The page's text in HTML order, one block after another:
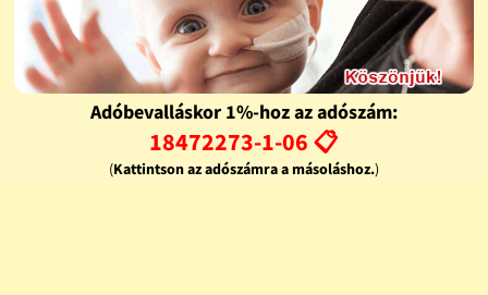
Adóbevalláskor 1%-hoz az adószám:
18472273-1-06 📋
(Kattintson az adószámra a másoláshoz.)